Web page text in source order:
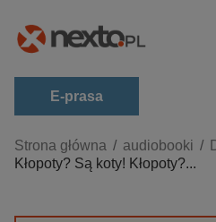
E-prasa
Kategorie
Zobacz wszystkie E-prasa
budownictwo, aranżacja
Strona główna audiobooki
Kłopoty? Są koty! Kłopoty?...